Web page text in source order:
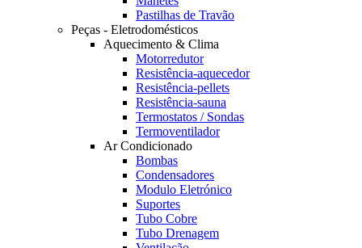
Pastilhas de Travão
Peças - Eletrodomésticos
Aquecimento & Clima
Motorredutor
Resistência-aquecedor
Resistência-pellets
Resistência-sauna
Termostatos / Sondas
Termoventilador
Ar Condicionado
Bombas
Condensadores
Modulo Eletrónico
Suportes
Tubo Cobre
Tubo Drenagem